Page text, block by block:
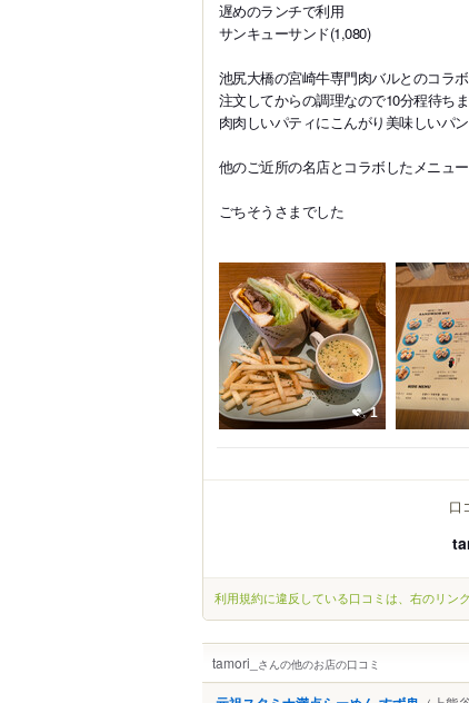
遅めのランチで利用
サンキューサンド(1,080)
池尻大橋の宮崎牛専門肉バルとのコラ
注文してからの調理なので10分程待ち
肉肉しいパティにこんがり美味しいパ
他のご近所の名店とコラボしたメニュ
ごちそうさまでした
1
口
利用規約に違反している口コミは、右のリン
tamori_ さんの他のお店の口コミ